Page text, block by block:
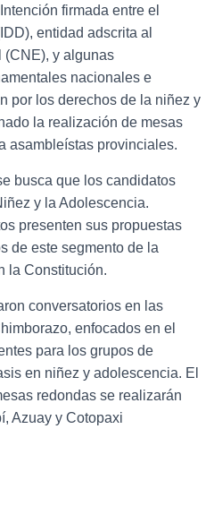
firmada entre el
entidad adscrita al
y algunas
nacionales e
por los derechos de la niñez y
la realización de mesas
asambleístas provinciales.
busca que los candidatos
y la Adolescencia.
presenten sus propuestas
de este segmento de la
la Constitución.
conversatorios en las
enfocados en el
para los grupos de
en niñez y adolescencia. El
redondas se realizarán
Azuay y Cotopaxi